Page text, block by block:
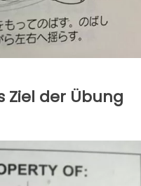
Ziel der Übung